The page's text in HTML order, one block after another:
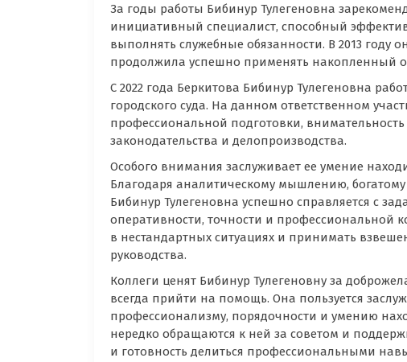
За годы работы Бибинур Тулегеновна
инициативный специалист, способный
выполнять служебные обязанности. В 2013 году
продолжила успешно применять накопленный
С 2022 года Беркитова Бибинур Тулегеновна
городского суда. На данном ответственном
профессиональной подготовки,
законодательства и делопроизводства.
Особого внимания заслуживает ее умение
Благодаря аналитическому мышлению,
Бибинур Тулегеновна успешно справляется с
оперативности, точности и профессиональной
в нестандартных ситуациях и принимать
руководства.
Коллеги ценят Бибинур Тулегеновну за
всегда прийти на помощь. Она пользуется
профессионализму, порядочности и умению
нередко обращаются к ней за советом и
и готовность делиться профессиональными